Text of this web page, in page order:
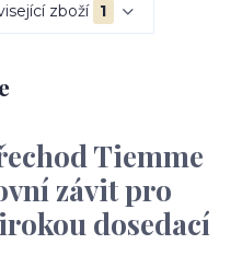
zboží 1
Tiemme
závit pro
dosedací